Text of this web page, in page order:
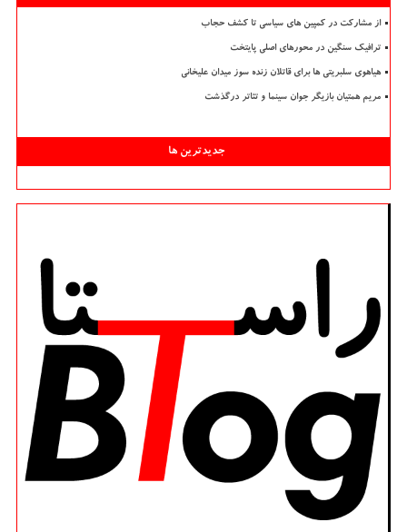
از مشارکت در کمپین های سیاسی تا کشف حجاب
ترافیک سنگین در محورهای اصلی پایتخت
هیاهوی سلبریتی ها برای قاتلان زنده سوز میدان علیخانی
مریم همتیان بازیگر جوان سینما و تئاتر درگذشت
جدیدترین ها